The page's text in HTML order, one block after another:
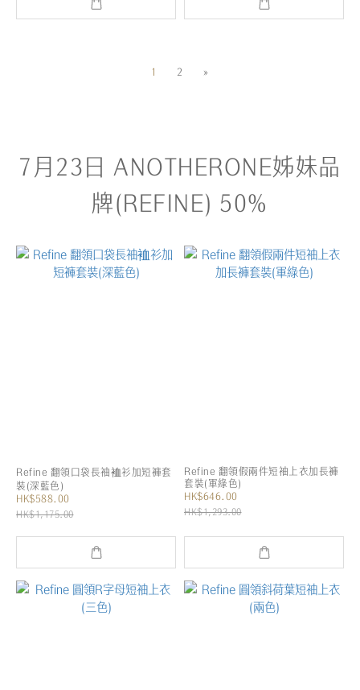
1 2 »
7月23日 ANOTHERONE姊妹品
牌(REFINE) 50%
Refine 翻領口袋長袖裇衫加短褲套
裝(深藍色)
HK$588.00
HK$1,175.00
Refine 翻領假兩件短袖上衣加長褲
套裝(軍綠色)
HK$646.00
HK$1,293.00